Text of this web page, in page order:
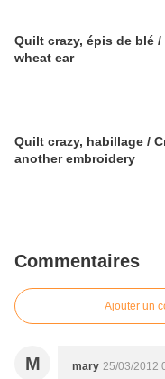
Quilt crazy, épis de blé /
wheat ear
Quilt crazy, habillage /
another embroidery
Commentaires
Ajouter un
M mary 25/03/2012